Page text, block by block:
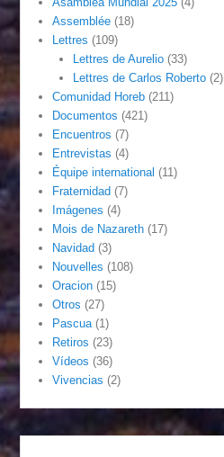
Assemblée (18)
Lettres (109)
Lettres de Aurelio(33)
Lettres de Carlos Roberto(2)
Comunidad Horeb (211)
Documentos (421)
Encuentros (7)
Entrevistas (4)
Équipe international (11)
Fraternidad (7)
Imágenes (4)
Mois de Nazareth (17)
Navidad (3)
Nouvelles (108)
Oracion (15)
Otros (27)
Pascua (1)
Retiros (23)
Vídeos (36)
Vivencias (2)